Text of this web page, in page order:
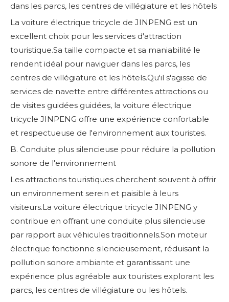
dans les parcs, les centres de villégiature et les hôtels
La voiture électrique tricycle de JINPENG est un
excellent choix pour les services d'attraction
touristique.Sa taille compacte et sa maniabilité le
rendent idéal pour naviguer dans les parcs, les
centres de villégiature et les hôtels.Qu'il s'agisse de
services de navette entre différentes attractions ou
de visites guidées guidées, la voiture électrique
tricycle JINPENG offre une expérience confortable
et respectueuse de l'environnement aux touristes.
B. Conduite plus silencieuse pour réduire la pollution
sonore de l'environnement
Les attractions touristiques cherchent souvent à offrir
un environnement serein et paisible à leurs
visiteurs.La voiture électrique tricycle JINPENG y
contribue en offrant une conduite plus silencieuse
par rapport aux véhicules traditionnels.Son moteur
électrique fonctionne silencieusement, réduisant la
pollution sonore ambiante et garantissant une
expérience plus agréable aux touristes explorant les
parcs, les centres de villégiature ou les hôtels.